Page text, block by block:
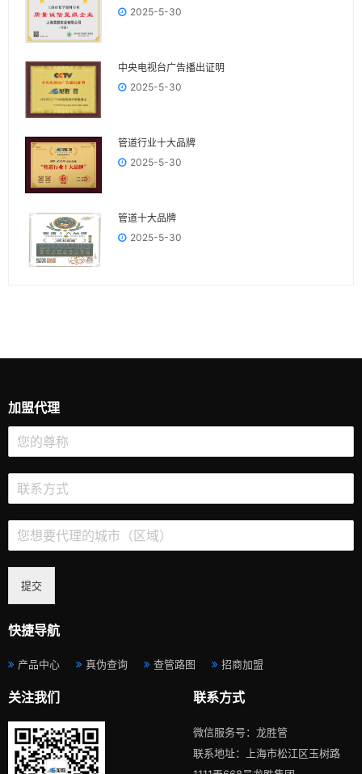
2025-5-30
中央电视台广告播出证明
2025-5-30
管道行业十大品牌
2025-5-30
管道十大品牌
2025-5-30
加盟代理
提交
快捷导航
产品中心 真伪查询 查管路图 招商加盟
关注我们 联系方式
微信服务号：龙胜管
联系地址：上海市松江区玉树路